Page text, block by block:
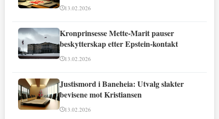
13.02.2026
Kronprinsesse Mette-Marit pauser
beskytterskap etter Epstein-kontakt
13.02.2026
Justismord i Baneheia: Utvalg slakter
bevisene mot Kristiansen
13.02.2026